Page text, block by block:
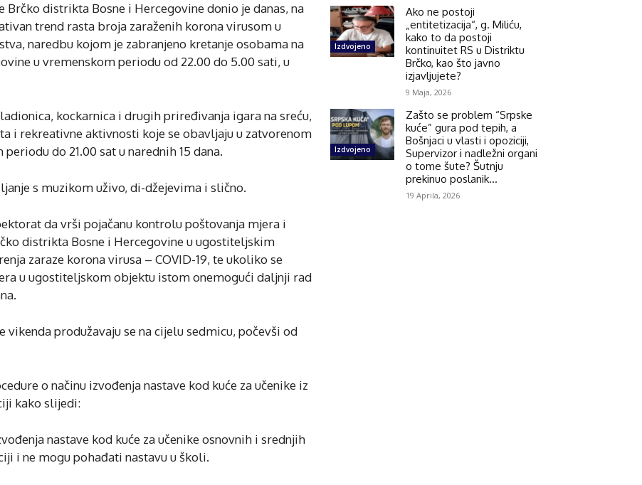
Brčko distrikta Bosne i Hercegovine donio je danas, na
trend rasta broja zaraženih korona virusom u
naredbu kojom je zabranjeno kretanje osobama na
u vremenskom periodu od 22.00 do 5.00 sati, u
kockarnica i drugih priređivanja igara na sreću,
i rekreativne aktivnosti koje se obavljaju u zatvorenom
do 21.00 sat u narednih 15 dana.
s muzikom uživo, di-džejevima i slično.
da vrši pojačanu kontrolu poštovanja mjera i
distrikta Bosne i Hercegovine u ugostiteljskim
zaraze korona virusa – COVID-19, te ukoliko se
u ugostiteljskom objektu istom onemogući daljnji rad
vikenda produžavaju se na cijelu sedmicu, počevši od
o načinu izvođenja nastave kod kuće za učenike iz
kako slijedi:
nastave kod kuće za učenike osnovnih i srednjih
i ne mogu pohađati nastavu u školi.
Izdvojeno
Ako ne postoji
„entitetizacija“, g. Miliću,
kako to da postoji
kontinuitet RS u Distriktu
Brčko, kao što javno
izjavljujete?
9 Maja, 2026
Izdvojeno
Zašto se problem “Srpske
kuće” gura pod tepih, a
Bošnjaci u vlasti i opoziciji,
Supervizor i nadležni organi
o tome šute? Šutnju
prekinuo poslanik...
19 Aprila, 2026